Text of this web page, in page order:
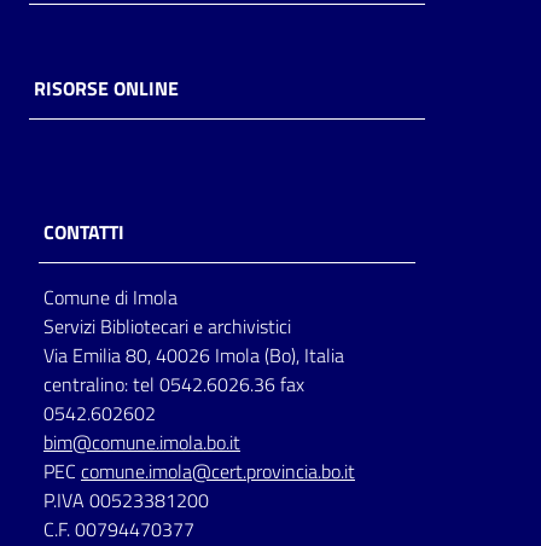
RISORSE ONLINE
CONTATTI
Comune di Imola
Servizi Bibliotecari e archivistici
Via Emilia 80, 40026 Imola (Bo), Italia
centralino: tel 0542.6026.36 fax
0542.602602
bim@comune.imola.bo.it
PEC comune.imola@cert.provincia.bo.it
P.IVA 00523381200
C.F. 00794470377